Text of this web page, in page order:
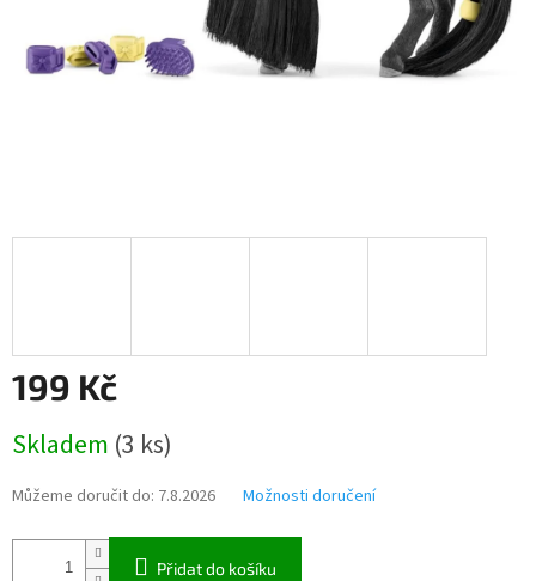
199 Kč
cena:
Skladem (3 ks)
Můžeme doručit do: 7.8.2026 Možnosti doručení
Přidat do košíku